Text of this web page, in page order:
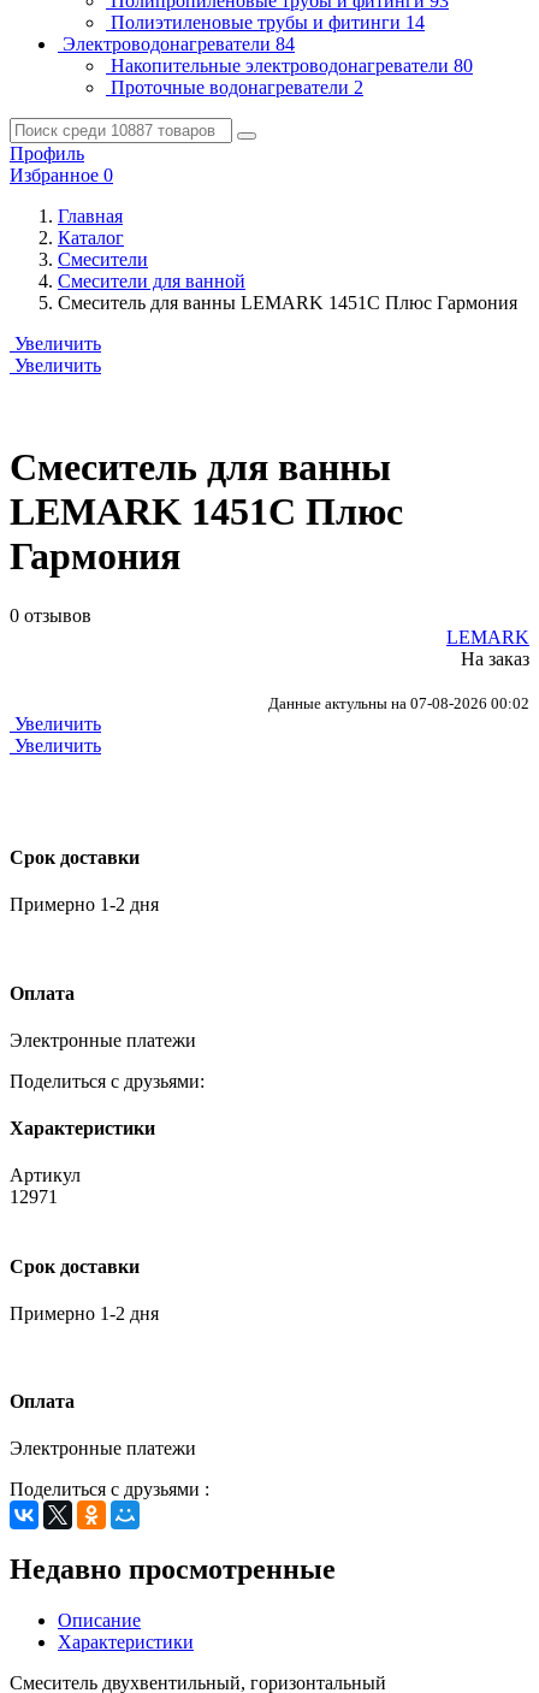
Полиэтиленовые трубы и фитинги 14
Электроводонагреватели 84
Накопительные электроводонагреватели 80
Проточные водонагреватели 2
Профиль
Избранное 0
Главная
Каталог
Смесители
Смесители для ванной
Смеситель для ванны LEMARK 1451C Плюс Гармония
Увеличить
Увеличить
Смеситель для ванны
LEMARK 1451C Плюс
Гармония
0 отзывов
LEMARK
На заказ
Данные актульны на 07-08-2026 00:02
Увеличить
Увеличить
Срок доставки
Примерно 1-2 дня
Оплата
Электронные платежи
Поделиться с друзьями:
Характеристики
Артикул
12971
Срок доставки
Примерно 1-2 дня
Оплата
Электронные платежи
Поделиться с друзьями :
Недавно просмотренные
Описание
Характеристики
Смеситель двухвентильный, горизонтальный